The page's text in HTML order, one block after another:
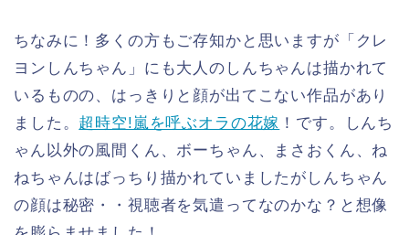
ちなみに！多くの方もご存知かと思いますが「クレ
ヨンしんちゃん」にも大人のしんちゃんは描かれて
いるものの、はっきりと顔が出てこない作品があり
ました。 超時空!嵐を呼ぶオラの花嫁 ！です。しんち
ゃん以外の風間くん、ボーちゃん、まさおくん、ね
ねちゃんはばっちり描かれていましたがしんちゃん
の顔は秘密・・視聴者を気遣ってなのかな？と想像